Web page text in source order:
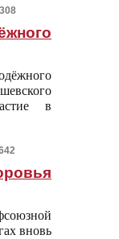
в
вновь